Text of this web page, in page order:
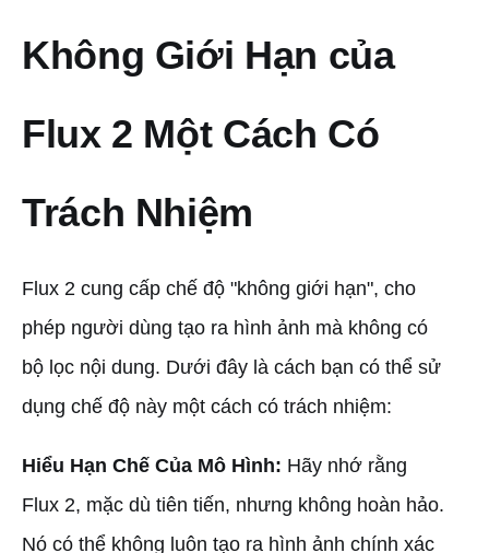
Không Giới Hạn của
Flux 2 Một Cách Có
Trách Nhiệm
Flux 2 cung cấp chế độ "không giới hạn", cho
phép người dùng tạo ra hình ảnh mà không có
bộ lọc nội dung. Dưới đây là cách bạn có thể sử
dụng chế độ này một cách có trách nhiệm:
Hiểu Hạn Chế Của Mô Hình: Hãy nhớ rằng
Flux 2, mặc dù tiên tiến, nhưng không hoàn hảo.
Nó có thể không luôn tạo ra hình ảnh chính xác